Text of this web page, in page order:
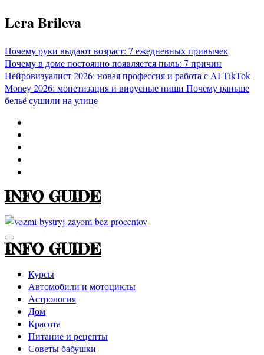
Перейти
к
Lera Brileva
Почему руки выдают возраст: 7 ежедневных привычек
Почему в доме постоянно появляется пыль: 7 причин
Нейровизуалист 2026: новая профессия и работа с AITikTok
Money 2026: монетизация и вирусные ниши Почему раньше
бельё сушили на улице
INFO GUIDE
INFO GUIDE
Курсы
Автомобили и мотоциклы
Астрология
Дом
Красота
Питание и рецепты
Советы бабушки